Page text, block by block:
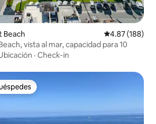
Beach Calificación
4.87 (188)
vista al mar, capacidad para 10
· Check-in